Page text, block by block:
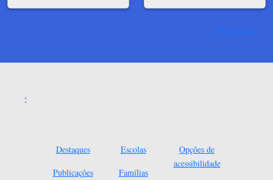
Ver mais
Destaques
Publicações
Escolas
Famílias
Opções de
acessibilidade